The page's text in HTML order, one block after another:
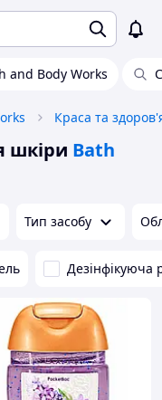
and Body Works
Краса та
шкіри Bath
Тип засобу
Дезінфікуюча